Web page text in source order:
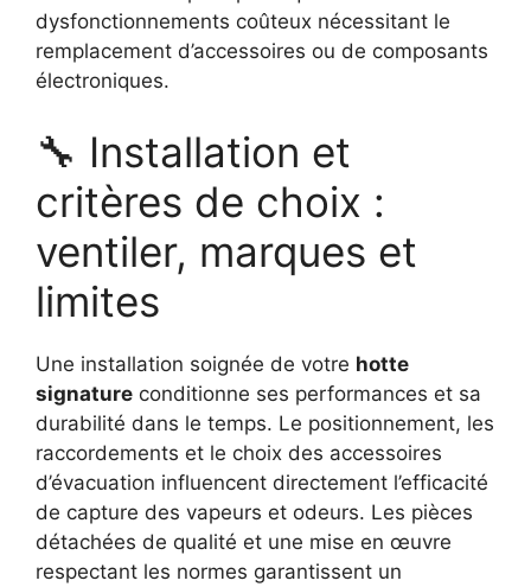
dysfonctionnements coûteux nécessitant le
remplacement d’accessoires ou de composants
électroniques.
🔧 Installation et
critères de choix :
ventiler, marques et
limites
Une installation soignée de votre hotte
signature conditionne ses performances et sa
durabilité dans le temps. Le positionnement, les
raccordements et le choix des accessoires
d’évacuation influencent directement l’efficacité
de capture des vapeurs et odeurs. Les pièces
détachées de qualité et une mise en œuvre
respectant les normes garantissent un